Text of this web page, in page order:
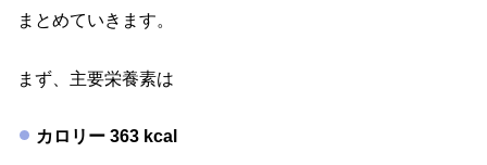
まとめていきます。
まず、主要栄養素は
カロリー 363 kcal